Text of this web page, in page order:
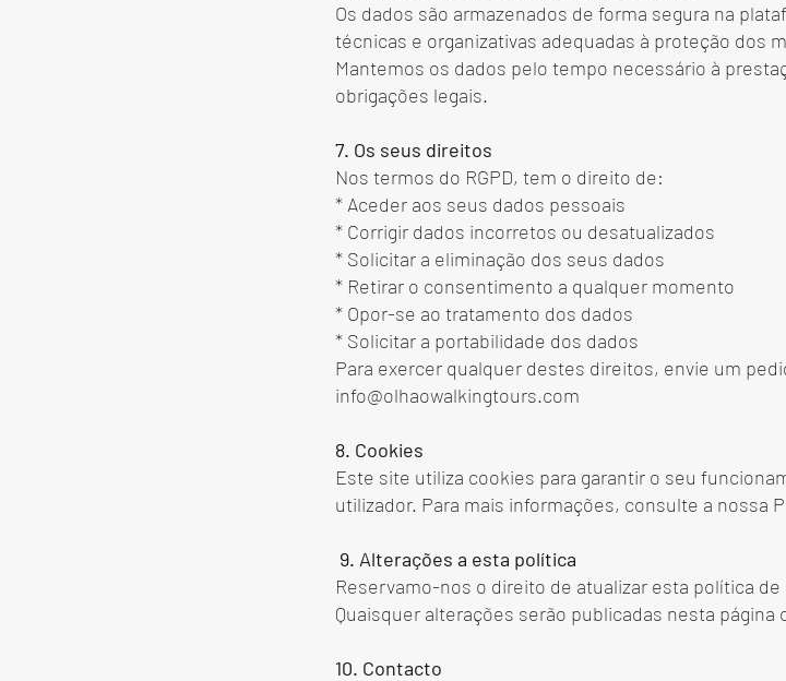
Os dados são armazenados de forma segura na
técnicas e organizativas adequadas à proteção dos
Mantemos os dados pelo tempo necessário à
obrigações legais.
7. Os seus direitos
Nos termos do RGPD, tem o direito de:
* Aceder aos seus dados pessoais
* Corrigir dados incorretos ou desatualizados
* Solicitar a eliminação dos seus dados
* Retirar o consentimento a qualquer momento
* Opor-se ao tratamento dos dados
* Solicitar a portabilidade dos dados
Para exercer qualquer destes direitos, envie um
info@olhaowalkingtours.com
8. Cookies
Este site utiliza cookies para garantir o seu
utilizador. Para mais informações, consulte a nossa
9. Alterações a esta política
Reservamo-nos o direito de atualizar esta política
Quaisquer alterações serão publicadas nesta página
10. Contacto